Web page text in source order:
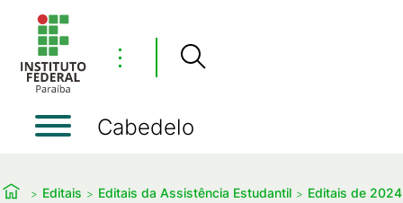
⋮
Cabedelo
Editais Editais da Assistência Estudantil Editais de 2024